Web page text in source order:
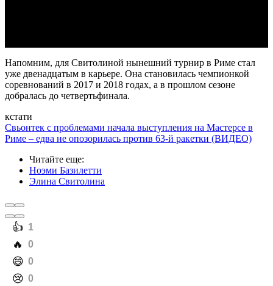
Напомним, для Свитолиной нынешний турнир в Риме стал
уже двенадцатым в карьере. Она становилась чемпионкой
соревнований в 2017 и 2018 годах, а в прошлом сезоне
добралась до четвертьфинала.
кстати
Свьонтек с проблемами начала выступления на Мастерсе в
Риме – едва не опозорилась против 63-й ракетки (ВИДЕО)
Читайте еще:
Ноэми Базилетти
Элина Свитолина
️👍 1
️🔥 0
️😄 0
️😢 0